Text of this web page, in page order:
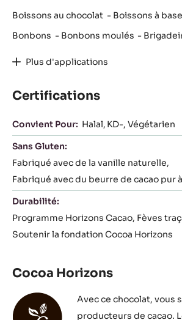
Boissons au chocolat
Boissons à
Bonbons
Bonbons moulés
Plus d'applications
Certifications
Convient Pour: Halal KD- Végétarien
Sans Gluten:
Fabriqué avec de la vanille naturelle
Fabriqué avec du beurre de cacao pur
Durabilité:
Programme Horizons Cacao Fèves
Soutenir la fondation Cocoa Horizons
Cocoa Horizons
Avec ce chocolat, vous
producteurs de cacao.